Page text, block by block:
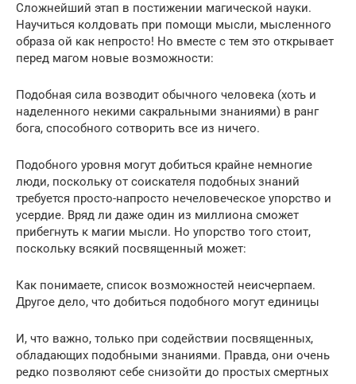
Сложнейший этап в постижении магической науки.
Научиться колдовать при помощи мысли, мысленного
образа ой как непросто! Но вместе с тем это открывает
перед магом новые возможности:
Подобная сила возводит обычного человека (хоть и
наделенного некими сакральными знаниями) в ранг
бога, способного сотворить все из ничего.
Подобного уровня могут добиться крайне немногие
люди, поскольку от соискателя подобных знаний
требуется просто-напросто нечеловеческое упорство и
усердие. Вряд ли даже один из миллиона сможет
прибегнуть к магии мысли. Но упорство того стоит,
поскольку всякий посвященный может:
Как понимаете, список возможностей неисчерпаем.
Другое дело, что добиться подобного могут единицы
И, что важно, только при содействии посвященных,
обладающих подобными знаниями. Правда, они очень
редко позволяют себе снизойти до простых смертных